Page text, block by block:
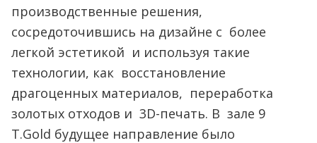
производственные решения,
сосредоточившись на дизайне с более
легкой эстетикой и используя такие
технологии, как восстановление
драгоценных материалов, переработка
золотых отходов и 3D-печать. В зале 9
T.Gold будущее направление было